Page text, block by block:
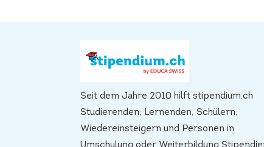
Seit dem Jahre 2010 hilft stipendium.ch
Studierenden, Lernenden, Schülern,
Wiedereinsteigern und Personen in